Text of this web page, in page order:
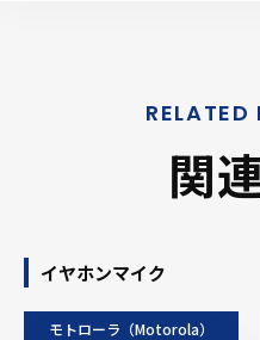
関
イヤホンマイク
モトローラ（Motorola）